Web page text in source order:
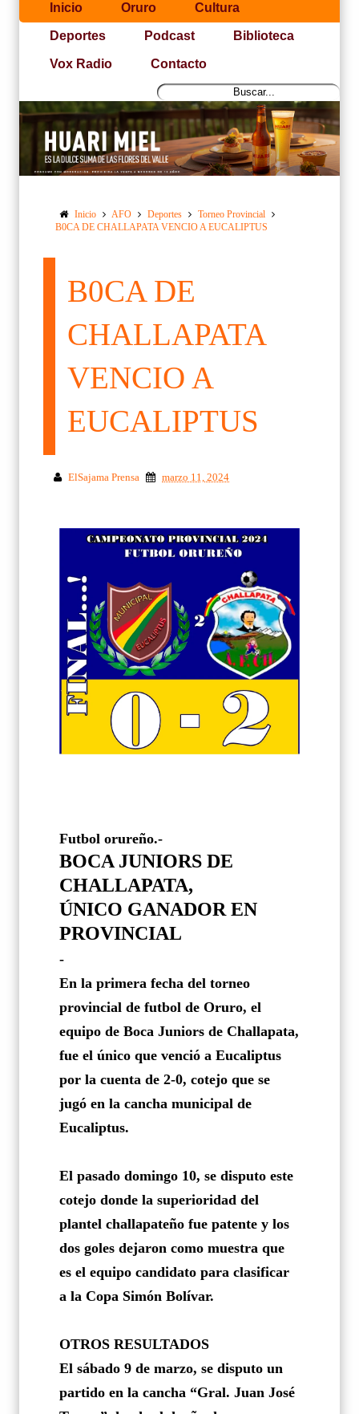
Inicio Oruro Cultura
Deportes Podcast Biblioteca
Vox Radio Contacto
Inicio AFO Deportes
Torneo Provincial
B0CA DE CHALLAPATA VENCIO A EUCALIPTUS
B0CA DE
CHALLAPATA
VENCIO A
EUCALIPTUS
ElSajama Prensa marzo 11, 2024
Futbol orureño.-
BOCA JUNIORS DE
CHALLAPATA,
ÚNICO GANADOR EN
PROVINCIAL
-
En la primera fecha del torneo
provincial de futbol de Oruro, el
equipo de Boca Juniors de Challapata,
fue el único que venció a Eucaliptus
por la cuenta de 2-0, cotejo que se
jugó en la cancha municipal de
Eucaliptus.
El pasado domingo 10, se disputo este
cotejo donde la superioridad del
plantel challapateño fue patente y los
dos goles dejaron como muestra que
es el equipo candidato para clasificar
a la Copa Simón Bolívar.
OTROS RESULTADOS
El sábado 9 de marzo, se disputo un
partido en la cancha “Gral. Juan José